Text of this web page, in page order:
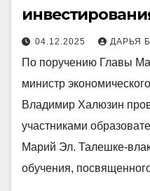
04.12.2025 ДАРЬЯ
По поручению Главы
министр
Владимир Халюзин
участниками
Марий Эл. Талешке-
обучения,